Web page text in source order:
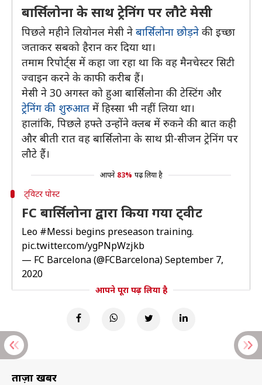
बार्सिलोना के साथ ट्रेनिंग पर लौटे मेसी
पिछले महीने लियोनल मेसी ने बार्सिलोना छोड़ने की इच्छा
जताकर सबको हैरान कर दिया था।
तमाम रिपोर्ट्स में कहा जा रहा था कि वह मैनचेस्टर सिटी
ज्वाइन करने के काफी करीब हैं।
मेसी ने 30 अगस्त को हुआ बार्सिलोना की टेस्टिंग और
ट्रेनिंग की शुरुआत में हिस्सा भी नहीं लिया था।
हालांकि, पिछले हफ्ते उन्होंने क्लब में रुकने की बात कही
और बीती रात वह बार्सिलोना के साथ प्री-सीजन ट्रेनिंग पर
लौटे हैं।
आपने 83% पढ़ लिया है
ट्विटर पोस्ट
FC बार्सिलोना द्वारा किया गया ट्वीट
Leo #Messi begins preseason training.
pic.twitter.com/ygPNpWzjkb
— FC Barcelona (@FCBarcelona)September 7,
2020
आपने पूरा पढ़ लिया है
ताज़ा खबरें